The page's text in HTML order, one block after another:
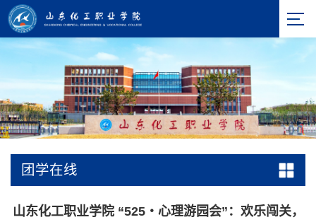
团学在线
山东化工职业学院 “525・心理游园会”：欢乐闯关，